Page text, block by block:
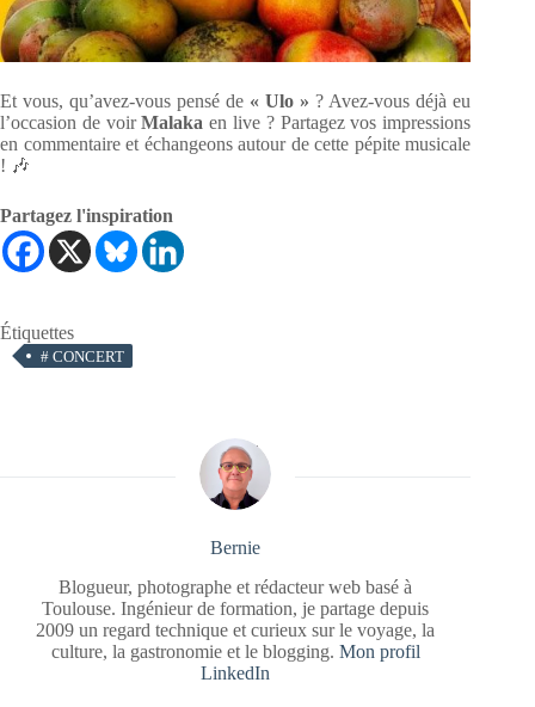
Et vous, qu’avez-vous pensé de « Ulo » ? Avez-vous déjà eu
l’occasion de voirMalaka en live ? Partagez vos impressions
en commentaire et échangeons autour de cette pépite musicale
! 🎶
Partagez l'inspiration
Étiquettes
# CONCERT
Bernie
Blogueur, photographe et rédacteur web basé à
Toulouse. Ingénieur de formation, je partage depuis
2009 un regard technique et curieux sur le voyage, la
culture, la gastronomie et le blogging. Mon profil
LinkedIn